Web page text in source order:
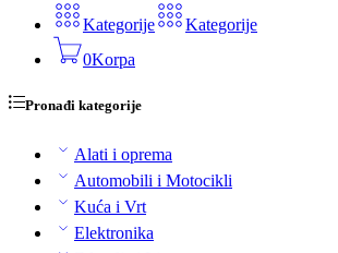
Kategorije
Kategorije
0Korpa
Pronađi kategorije
Alati i oprema
Automobili i Motocikli
Kuća i Vrt
Elektronika